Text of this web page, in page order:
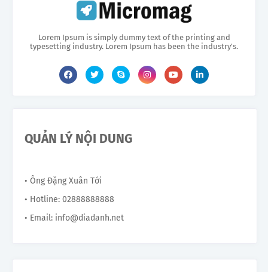
Lorem Ipsum is simply dummy text of the printing and
typesetting industry. Lorem Ipsum has been the industry's.
QUẢN LÝ NỘI DUNG
• Ông Đặng Xuân Tới
• Hotline: 02888888888
• Email: info@diadanh.net